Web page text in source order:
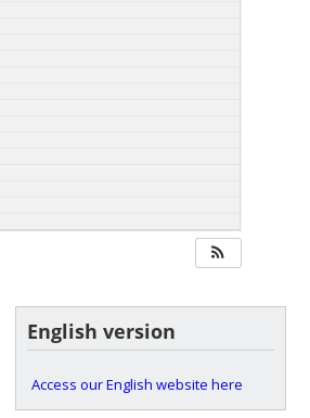
English version
Access our English website here